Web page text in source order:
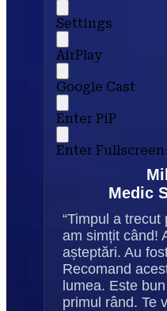
“Timpul a
am simțit când!
așteptări. Au
Recomand
lumea. Este
primul rând. Te
Medic
Settings
AirPlay
Google Cast
Enter PiP
Enter Fullscreen